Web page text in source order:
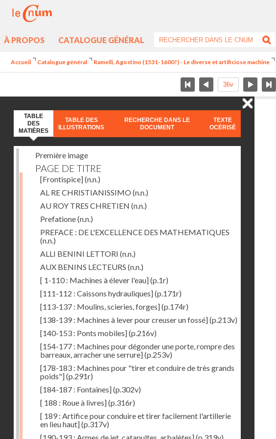
À PROPOS CATALOGUE GÉNÉRAL
Accueil Catalogue général Ramelli, Agostino (1531-1600?) - Le diverse et artificiose machine
TABLE
DES
MATIÈRES
TABLE DES
ILLUSTRATIONS
RECHERCHE DANS LE
DOCUMENT
TEXTE
OCÉRISÉ
Première image
PAGE DE TITRE
[Frontispice](n.n.)
AL RE CHRISTIANISSIMO (n.n.)
AU ROY TRES CHRETIEN (n.n.)
Prefatione(n.n.)
PREFACE : DE L'EXCELLENCE DES MATHEMATIQUES
(n.n.)
ALLI BENINI LETTORI (n.n.)
AUX BENINS LECTEURS (n.n.)
[ 1-110 : Machines à élever l'eau](p.1r)
[111-112 : Caissons hydrauliques](p.171r)
[113-137 : Moulins, scieries, forges](p.174r)
[138-139 : Machines à lever pour creuser un fossé](p.213v)
[140-153 : Ponts mobiles](p.216v)
[154-177 : Machines pour dégonder une porte, rompre des
barreaux, arracher une serrure](p.253v)
[178-183 : Machines pour "tirer et conduire de très grands
poids"](p.291r)
[184-187 : Fontaines](p.302v)
[ 188 : Roue à livres](p.316r)
[ 189 : Artifice pour conduire et tirer facilement l'artillerie
en lieu haut](p.317v)